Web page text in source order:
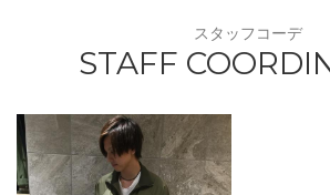
スタッフコーデ
STAFF